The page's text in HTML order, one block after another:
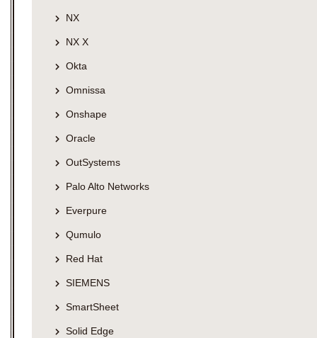
NX
NX X
Okta
Omnissa
Onshape
Oracle
OutSystems
Palo Alto Networks
Everpure
Qumulo
Red Hat
SIEMENS
SmartSheet
Solid Edge